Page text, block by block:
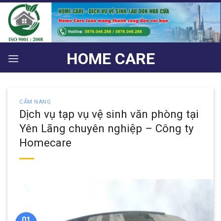
Bỏ
qua
nội
dung
HOME CARE
CẨM NANG
Dịch vụ tạp vụ vệ sinh văn phòng tại
Yên Lãng chuyên nghiệp – Công ty
Homecare